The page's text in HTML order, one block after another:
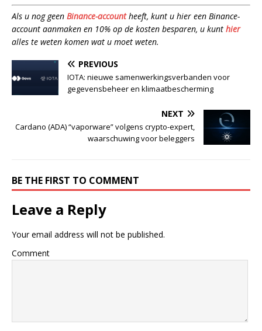
Als u nog geen Binance-accountheeft, kunt u hier een Binance-
account aanmaken en 10% op de kosten besparen, u kunt hier
alles te weten komen wat u moet weten.
PREVIOUS
IOTA: nieuwe samenwerkingsverbanden voor
gegevensbeheer en klimaatbescherming
NEXT
Cardano (ADA) “vaporware” volgens crypto-expert,
waarschuwing voor beleggers
BE THE FIRST TO COMMENT
Leave a Reply
Your email address will not be published.
Comment